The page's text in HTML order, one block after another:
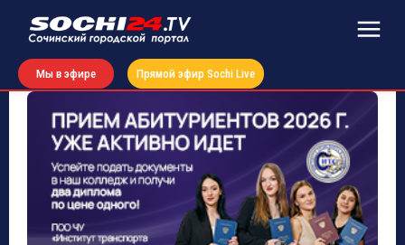
Мы в эфире Прямой эфир Sochi Live